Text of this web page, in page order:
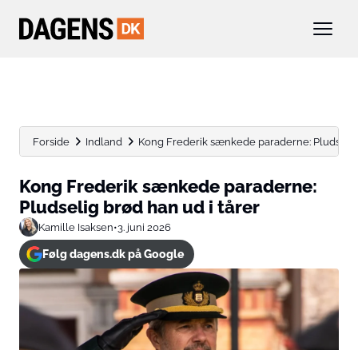
Forside Indland Kong Frederik sænkede paraderne:
Kong Frederik sænkede paraderne:
Pludselig brød han ud i tårer
Kamille Isaksen•3. juni 2026
Følg dagens.dk på Google